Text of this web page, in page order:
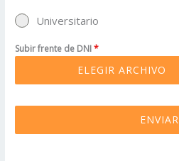
Universitario
Subir frente de DNI*
ELEGIR ARCHIVO
ENVIAR